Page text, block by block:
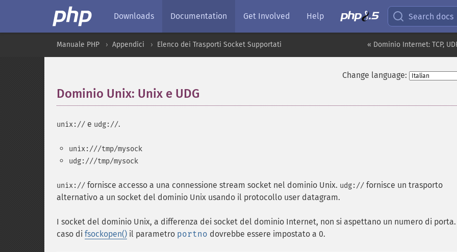
Downloads Documentation Get Involved Help Search docs
« Dominio Internet: TCP,
Manuale PHP Appendici Elenco dei Trasporti Socket Supportati
Change language:
Dominio Unix: Unix e UDG
unix:// e udg://.
unix:///tmp/mysock
udg:///tmp/mysock
unix:// fornisce accesso a una connessione stream socket nel dominio Unix. udg:// fornisce un trasporto
alternativo a un socket del dominio Unix usando il protocollo user datagram.
I socket del dominio Unix, a differenza dei socket del dominio Internet, non si aspettano un numero di
caso di fsockopen() il parametro portno dovrebbe essere impostato a 0.